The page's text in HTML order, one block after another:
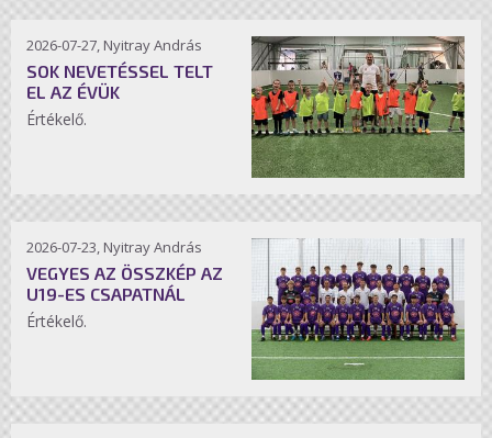
2026-07-27, Nyitray András
SOK NEVETÉSSEL TELT
EL AZ ÉVÜK
Értékelő.
2026-07-23, Nyitray András
VEGYES AZ ÖSSZKÉP AZ
U19-ES CSAPATNÁL
Értékelő.